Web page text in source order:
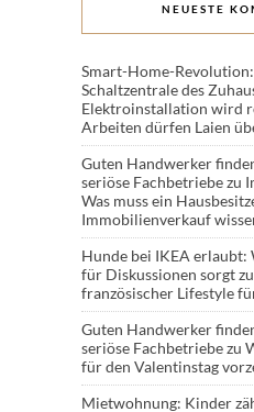
NEUESTE
Smart-Home-
Schaltzentrale des
Elektroinstallation wird
Arbeiten dürfen Laien
Guten Handwerker
seriöse Fachbetriebezu
Was muss ein
Immobilienverkauf
Hunde bei IKEA erlaubt:
für Diskussionen sorgtzu
französischer Lifestyle
Guten Handwerker
seriöse Fachbetriebezu
für den Valentinstag
Mietwohnung: Kinder